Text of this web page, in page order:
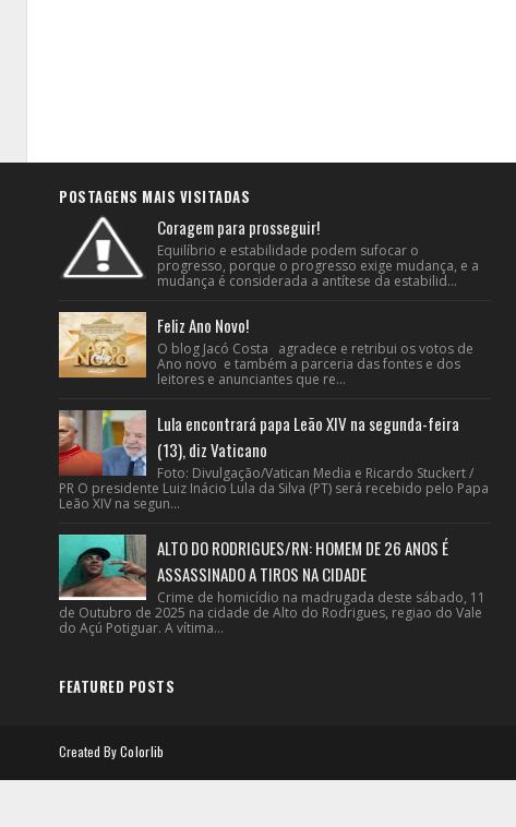
POSTAGENS MAIS VISITADAS
Coragem para prosseguir!
Equilíbrio e estabilidade podem sufocar o
progresso, porque o progresso exige mudança, e a
mudança é considerada a antítese da estabilid...
Feliz Ano Novo!
O blog Jacó Costa agradece e retribui os votos de
Ano novo e também a parceria das fontes e dos
leitores e anunciantes que re...
Lula encontrará papa Leão XIV na segunda-feira
(13), diz Vaticano
Foto: Divulgação/Vatican Media e Ricardo Stuckert /
PR O presidente Luiz Inácio Lula da Silva (PT) será recebido pelo Papa
Leão XIV na segun...
ALTO DO RODRIGUES/RN: HOMEM DE 26 ANOS É
ASSASSINADO A TIROS NA CIDADE
Crime de homicídio na madrugada deste sábado, 11
de Outubro de 2025 na cidade de Alto do Rodrigues, regiao do Vale
do Açú Potiguar. A vítima...
FEATURED POSTS
Created ByColorlib